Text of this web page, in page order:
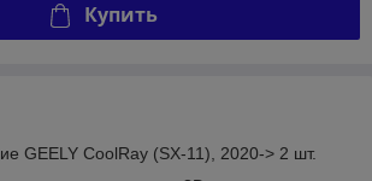
Купить
GEELY CoolRay (SX-11), 2020-> 2 шт.